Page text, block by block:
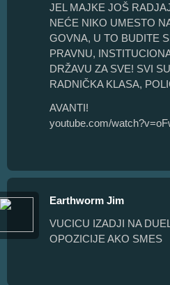
JEL MAJKE JOŠ
NEĆE NIKO UMESTO
GOVNA, U TO BUDITE
PRAVNU,
DRŽAVU ZA SVE! SVI
RADNIČKA KLASA,
AVANTI!
youtube.com/
Earthworm Jim
VUCICU IZADJI NA
OPOZICIJE AKO SMES